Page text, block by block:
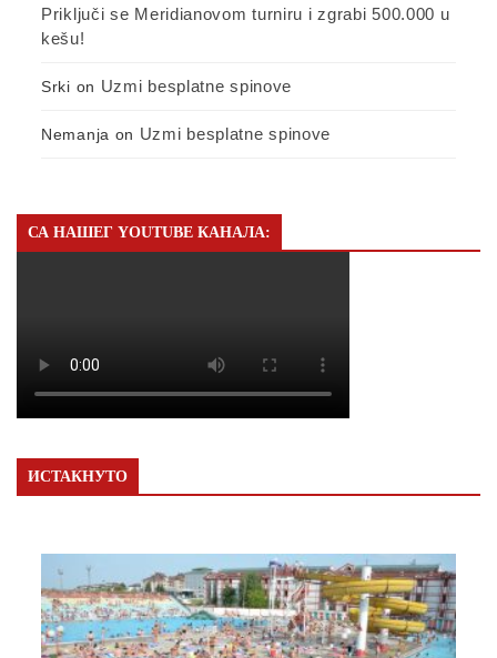
Priključi se Meridianovom turniru i zgrabi 500.000 u
kešu!
Srki on Uzmi besplatne spinove
Nemanja on Uzmi besplatne spinove
СА НАШЕГ YOUTUBE КАНАЛА:
ИСТАКНУТО